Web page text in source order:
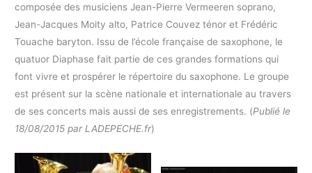
composée des musiciens Jean-Pierre Vermeeren soprano,
Jean-Jacques Moity alto, Patrice Couvez ténor et Frédéric
Touache baryton. Issu de l’école française de saxophone, le
quatuor Diaphase fait partie de ces grandes formations qui
font vivre et prospérer le répertoire du saxophone. Le groupe
est présent sur la scène nationale et internationale au travers
de ses concerts mais aussi de ses enregistrements. (Publié le
18/08/2015 par LADEPECHE.fr)